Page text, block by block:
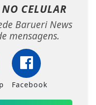
NO CELULAR
Barueri News
mensagens.
Facebook